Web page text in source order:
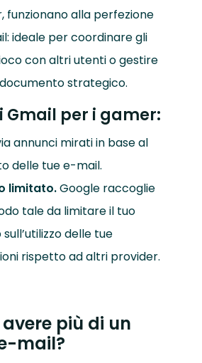
funzionano alla perfezione
ideale per coordinare gli
con altri utenti o gestire
strategico.
Gmail per i gamer:
annunci mirati in base al
delle tue e-mail.
limitato.Google raccoglie
tale da limitare il tuo
delle tue
rispetto ad altri provider.
più di un
mail?